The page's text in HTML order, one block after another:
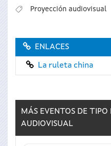
Proyección audiovisual
ENLACES
La ruleta china
MÁS EVENTOS DE TIPO
AUDIOVISUAL